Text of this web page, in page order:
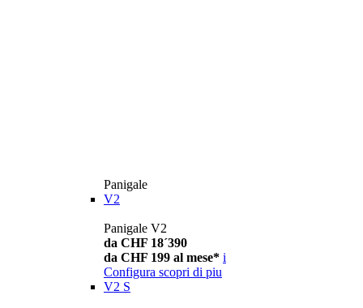
Panigale
V2
Panigale V2
da CHF 18´390
da CHF 199 al mese* i
Configura scopri di piu
V2 S